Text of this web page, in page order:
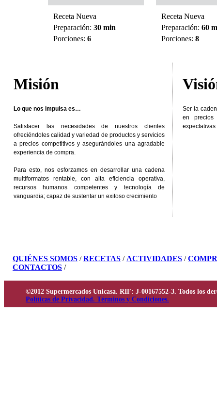
Receta Nueva
Preparación: 30 min
Porciones: 6
Receta Nueva
Preparación: 60
Porciones: 8
Misión
Lo que nos impulsa es…
Satisfacer las necesidades de nuestros clientes
ofreciéndoles calidad y variedad de productos y servicios
a precios competitivos y asegurándoles una agradable
experiencia de compra.
Para esto, nos esforzamos en desarrollar una cadena
multiformatos rentable, con alta eficiencia operativa,
recursos humanos competentes y tecnología de
vanguardia; capaz de sustentar un exitoso crecimiento
Ser la
en
QUIÉNES SOMOS /RECETAS / ACTIVIDADES /
CONTACTOS /
©2012 Supermercados Unicasa. RIF: J-00167552-3. Todos los
Políticas de Privacidad. Términos y Condiciones.